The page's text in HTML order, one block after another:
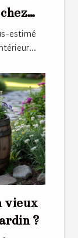
estimé
vieux
?